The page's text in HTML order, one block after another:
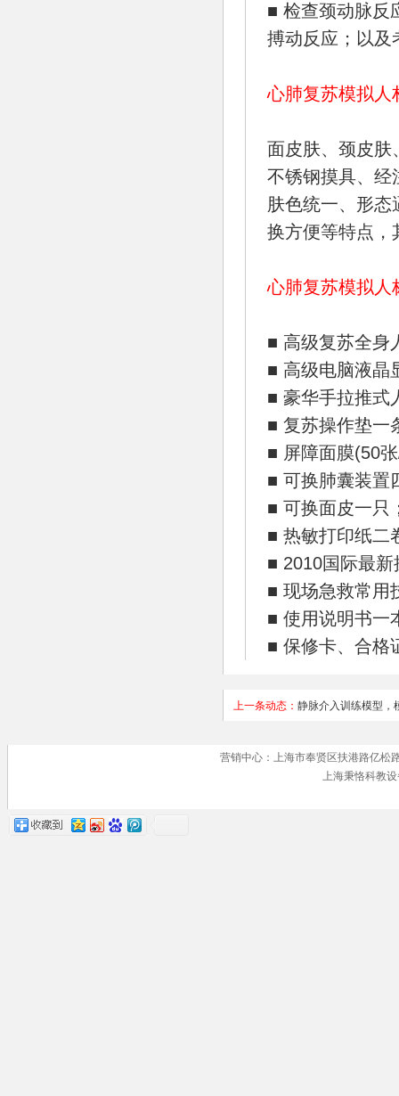
■ 检查颈动脉反
搏动反应；以及
心肺复苏模拟人
面皮肤、颈皮肤
不锈钢摸具、经
肤色统一、形
换方便等特点，
心肺复苏模拟人
■ 高级复苏全身
■ 高级电脑液晶
■ 豪华手拉推式
■ 复苏操作垫一
■ 屏障面膜(50
■ 可换肺囊装置
■ 可换面皮一只
■ 热敏打印纸二
■ 2010国际最
■ 现场急救常用
■ 使用说明书一
■ 保修卡、合格
上一条动态： 静脉介入训练模型，
营销中心：上海市奉贤区扶港路亿
上海秉恪科教